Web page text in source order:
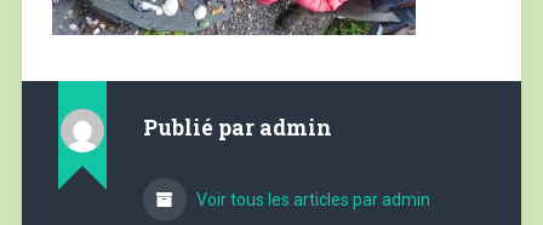
Publié par admin
Voir tous les articles par admin